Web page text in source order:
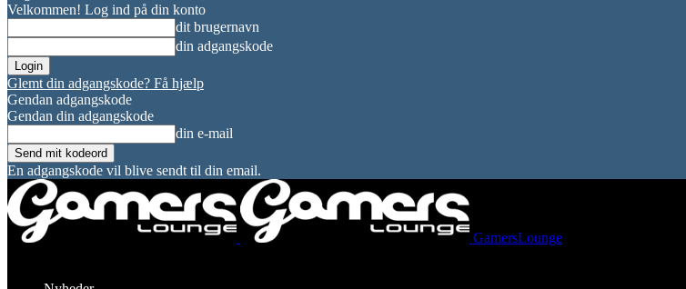
Velkommen! Log ind på din konto
dit brugernavn
din adgangskode
Glemt din adgangskode? Få hjælp
Gendan adgangskode
Gendan din adgangskode
din e-mail
En adgangskode vil blive sendt til din email.
GamersLounge